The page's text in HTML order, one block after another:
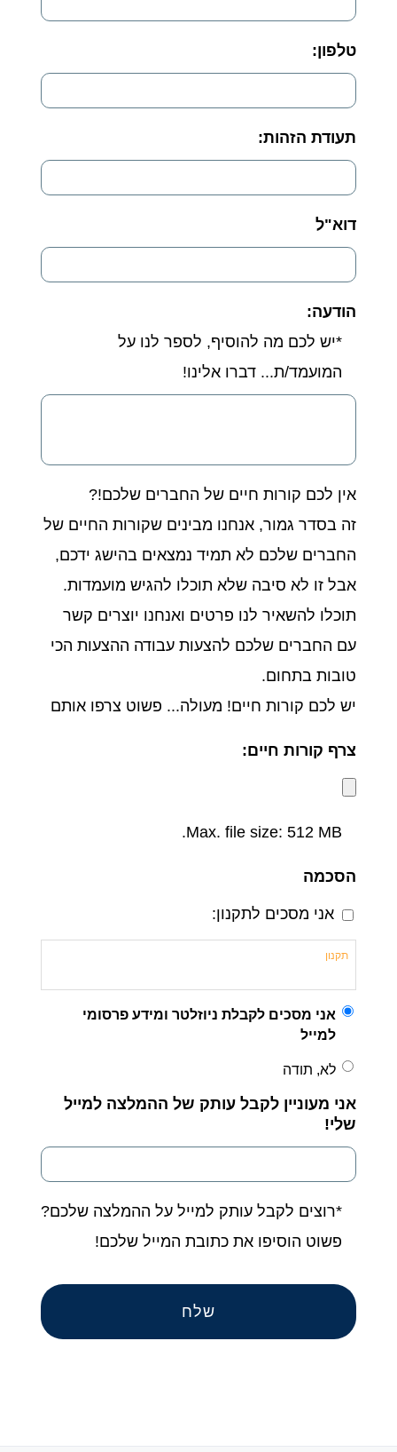
טלפון:
תעודת הזהות:
דוא"ל
הודעה:
*יש לכם מה להוסיף, לספר לנו על
המועמד/ת... דברו אלינו!
אין לכם קורות חיים של החברים שלכם!?
זה בסדר גמור, אנחנו מבינים שקורות החיים של
החברים שלכם לא תמיד נמצאים בהישג ידכם,
אבל זו לא סיבה שלא תוכלו להגיש מועמדות.
תוכלו להשאיר לנו פרטים ואנחנו יוצרים קשר
עם החברים שלכם להצעות עבודה ההצעות הכי
טובות בתחום.
יש לכם קורות חיים! מעולה... פשוט צרפו אותם
צרף קורות חיים:
Max. file size: 512 MB.
הסכמה
אני מסכים לתקנון:
תקנון
* אני מסכים לקבלת ניוזלטר ומידע פרסומי
למייל
לא, תודה
אני מעוניין לקבל עותק של ההמלצה למייל
שלי!
*רוצים לקבל עותק למייל על ההמלצה שלכם?
פשוט הוסיפו את כתובת המייל שלכם!